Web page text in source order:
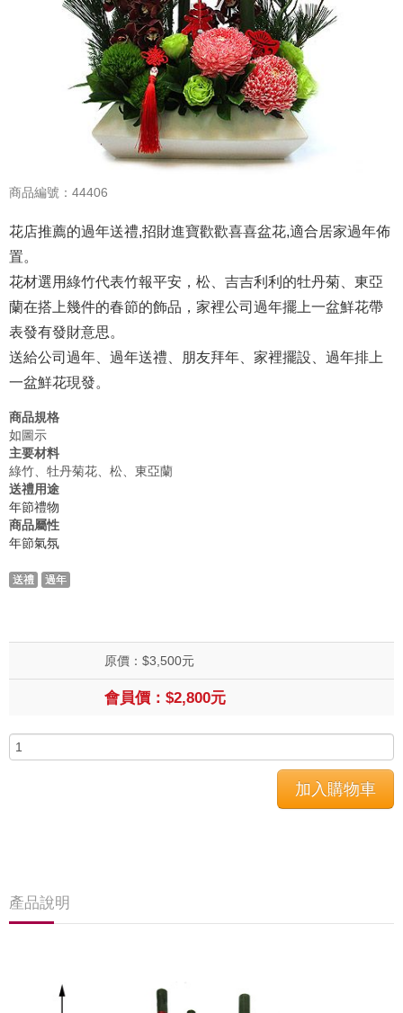
商品編號：44406
花店推薦的過年送禮,招財進寶歡歡喜喜盆花,適合居家過年佈
置。
花材選用綠竹代表竹報平安，松、吉吉利利的牡丹菊、東亞
蘭在搭上幾件的春節的飾品，家裡公司過年擺上一盆鮮花帶
表發有發財意思。
送給公司過年、過年送禮、朋友拜年、家裡擺設、過年排上
一盆鮮花現發。
商品規格
如圖示
主要材料
綠竹、牡丹菊花、松、東亞蘭
送禮用途
年節禮物
商品屬性
年節氣氛
送禮 過年
原價：$3,500元
會員價：$2,800元
產品說明